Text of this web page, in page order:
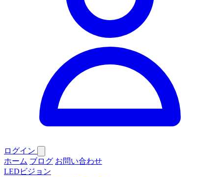
ログイン
ホーム ブログ お問い合わせ
LEDビジョン